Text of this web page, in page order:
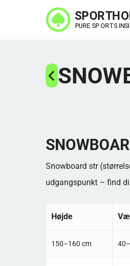
Snowboard str
udgangspunkt – find
Højde
150–160 cm